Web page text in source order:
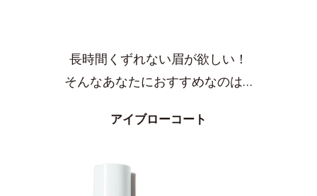
長時間くずれない眉が欲しい！
そんなあなたにおすすめなのは…
アイブローコート